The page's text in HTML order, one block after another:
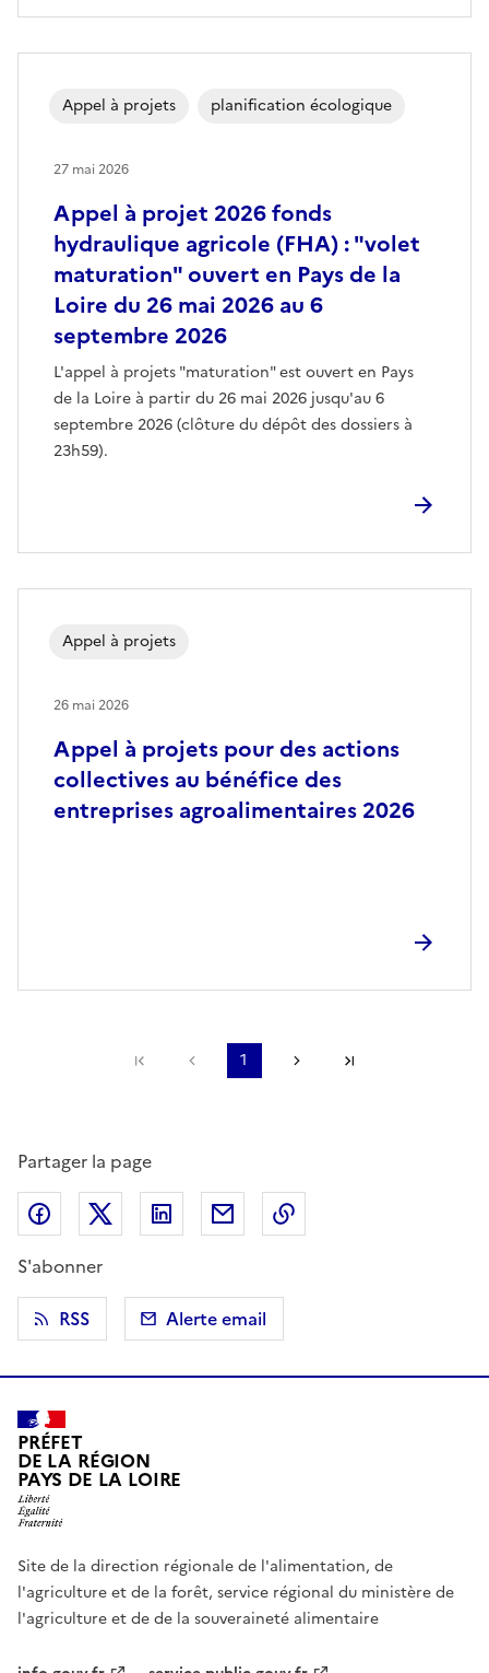
Appel à projet 2026 fonds
hydraulique agricole (FHA) : "volet
maturation" ouvert en Pays de la
Loire du 26 mai 2026 au 6
septembre 2026
L'appel à projets "maturation" est ouvert en Pays
de la Loire à partir du 26 mai 2026 jusqu'au 6
septembre 2026 (clôture du dépôt des dossiers à
23h59).
Appel à projets planification écologique
27 mai 2026
Appel à projets pour des actions
collectives au bénéfice des
entreprises agroalimentaires 2026
Appel à projets
26 mai 2026
Première pagePage précédente
1 Page suivante
Partager la page
Partager sur Facebook
Partager sur X (anciennement Twitter)
Partager sur LinkedIn
Partager par email
S'abonner
RSS
Alerte email
PRÉFET
DE LA RÉGION
PAYS DE LA LOIRE
Site de la direction régionale de l'alimentation, de
l'agriculture et de la forêt, service régional du ministère de
l'agriculture et de de la souveraineté alimentaire